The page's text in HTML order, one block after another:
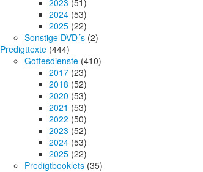
2023 (51)
2024 (53)
2025 (22)
Sonstige DVD´s (2)
Predigttexte (444)
Gottesdienste (410)
2017 (23)
2018 (52)
2020 (53)
2021 (53)
2022 (50)
2023 (52)
2024 (53)
2025 (22)
Predigtbooklets (35)